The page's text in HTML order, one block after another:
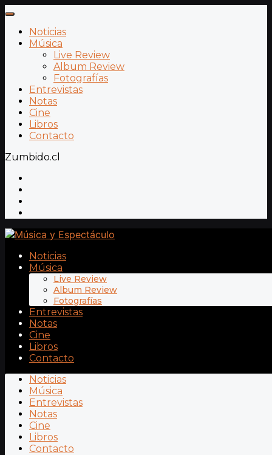
Noticias
Música
Live Review
Album Review
Fotografías
Entrevistas
Notas
Cine
Libros
Contacto
Zumbido.cl
Noticias
Música
Live Review
Album Review
Fotografías
Entrevistas
Notas
Cine
Libros
Contacto
Noticias
Música
Entrevistas
Notas
Cine
Libros
Contacto